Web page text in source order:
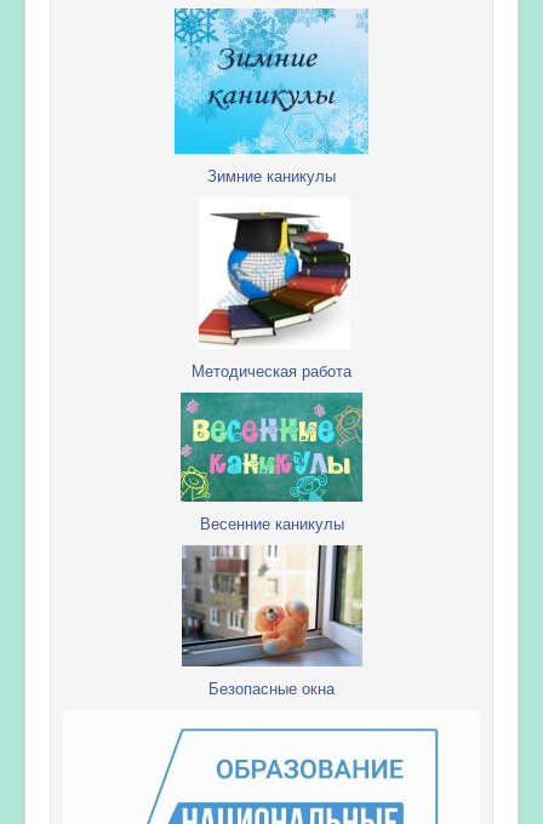
Зимние каникулы
Методическая работа
Весенние каникулы
Безопасные окна